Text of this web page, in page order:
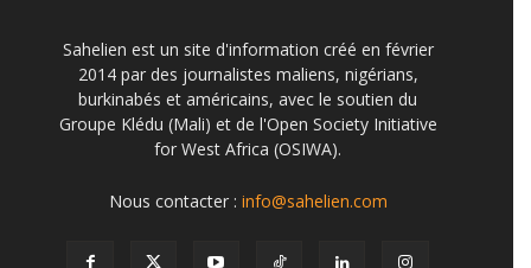
Sahelien est un site d'information créé en février
2014 par des journalistes maliens, nigérians,
burkinabés et américains, avec le soutien du
Groupe Klédu (Mali) et de l'Open Society Initiative
for West Africa (OSIWA).
Nous contacter : info@sahelien.com